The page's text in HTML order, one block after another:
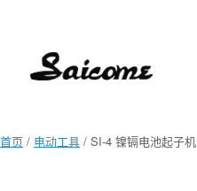
首页 / 电动工具 / SI-4 镍镉电池起子机